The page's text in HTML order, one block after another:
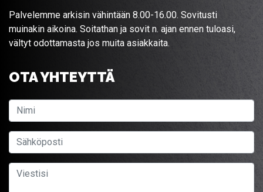
Palvelemme arkisin vähintään 8.00-16.00. Sovitusti
muinakin aikoina. Soitathan ja sovit n. ajan ennen tuloasi,
vältyt odottamasta jos muita asiakkaita.
OTA YHTEYTTÄ